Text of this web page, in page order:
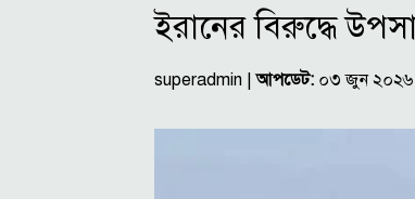
ইরানের বিরুদ্ধে
superadmin |আপডেট: ০৩ জুন